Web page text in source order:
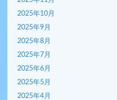
2025年10月
2025年9月
2025年8月
2025年7月
2025年6月
2025年5月
2025年4月